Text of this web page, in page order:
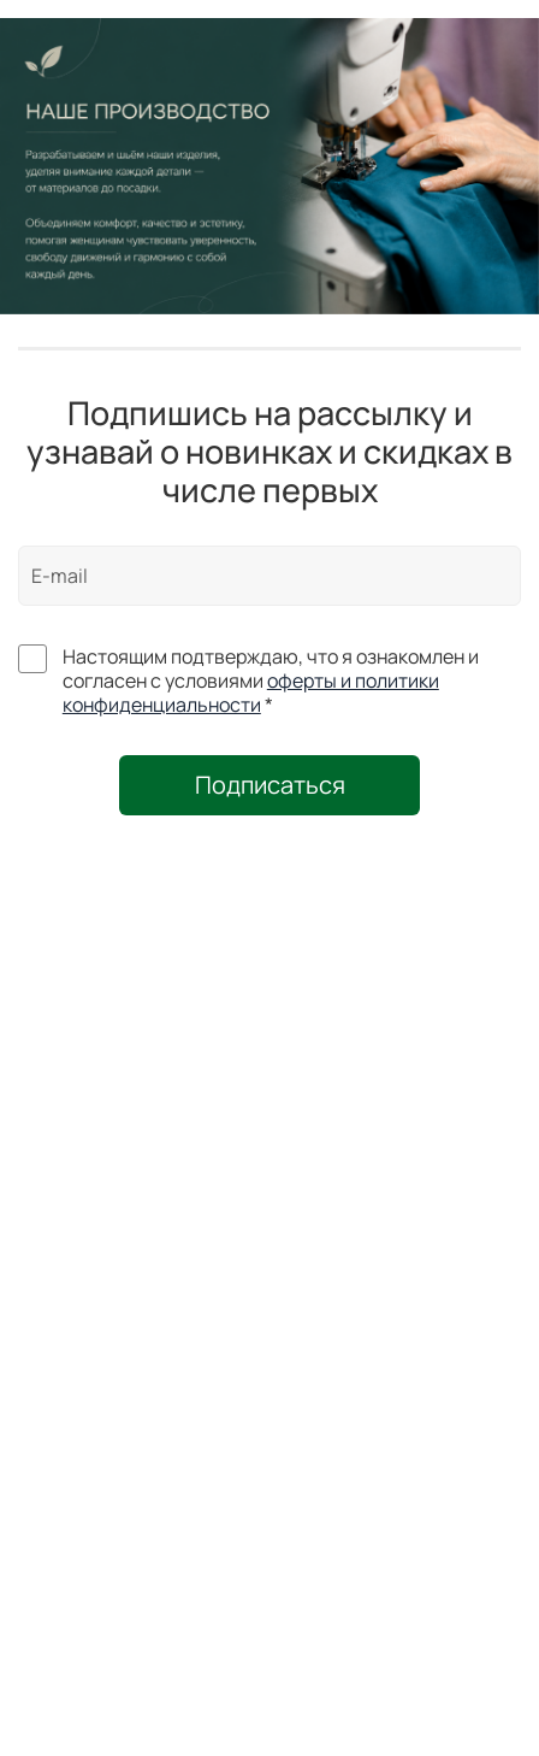
Подпишись на рассылку и
узнавай о новинках и скидках в
числе первых
Настоящим подтверждаю, что я ознакомлен и
согласен с условиямиоферты и политики
конфиденциальности*
Подписаться